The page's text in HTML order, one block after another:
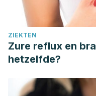
ZIEKTEN
Zure reflux en
hetzelfde?